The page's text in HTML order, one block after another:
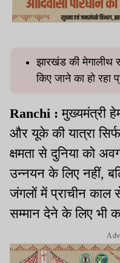
झारखंड की मेगालीथ
किए जाने का हो रहा
Ranchi : मुख्यमंत्री
और यूके की यात्रा
क्षमता से दुनिया को
उन्नयन के लिए नहीं,
जंगलों में प्राचीन काल
सम्मान देने के लिए भी